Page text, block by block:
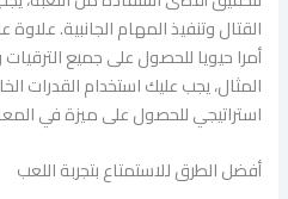
القتال وتنفيذ المهام الجانبية.
أمرا حيويا للحصول على جميع
المثال، يجب عليك استخدام القدرات
استراتيجي للحصول على ميزة في
أفضل الطرق للاستمتاع بتجربة اللعب